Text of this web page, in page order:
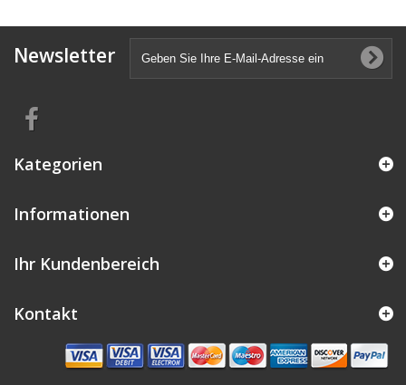
Newsletter
Kategorien
Informationen
Ihr Kundenbereich
Kontakt